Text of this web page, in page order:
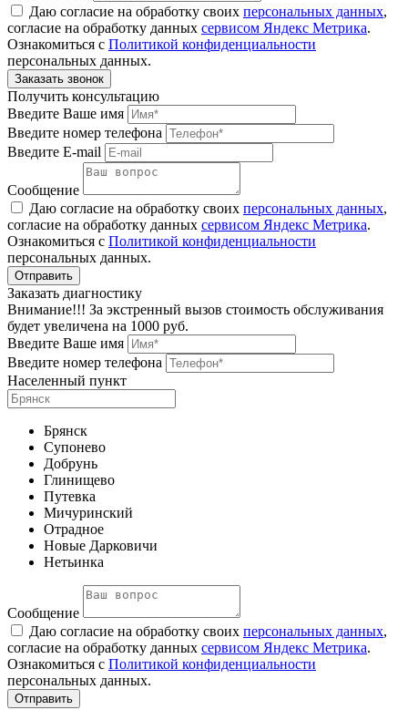
Даю согласие на обработку своих персональных данных,
согласие на обработку данных сервисом Яндекс Метрика.
Ознакомиться с Политикой конфиденциальности
персональных данных.
Получить консультацию
Введите Ваше имя
Введите номер телефона
Введите E-mail
Сообщение
Даю согласие на обработку своих персональных данных,
согласие на обработку данных сервисом Яндекс Метрика.
Ознакомиться с Политикой конфиденциальности
персональных данных.
Заказать диагностику
Внимание!!! За экстренный вызов стоимость обслуживания
будет увеличена на 1000 руб.
Введите Ваше имя
Введите номер телефона
Населенный пункт
Брянск
Супонево
Добрунь
Глинищево
Путевка
Мичуринский
Отрадное
Новые Дарковичи
Нетьинка
Сообщение
Даю согласие на обработку своих персональных данных,
согласие на обработку данных сервисом Яндекс Метрика.
Ознакомиться с Политикой конфиденциальности
персональных данных.